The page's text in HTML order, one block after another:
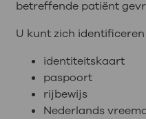
betreffende patiënt
U kunt zich
identiteitskaart
paspoort
rijbewijs
Nederlands